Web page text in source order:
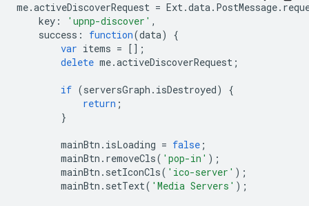
me.activeDiscoverRequest = Ext.data. PostMessage.
key : 'upnp-discover' ,
success : function(data)
{
var items = [];
delete me.activeDiscoverRequest ;
if (serversGraph . isDestroyed)
{
return ;
}
mainBtn . isLoading = false ;
mainBtn . removeCls( 'pop-in' );
mainBtn . setIconCls( 'ico-server' );
mainBtn . setText( 'Media Servers' );